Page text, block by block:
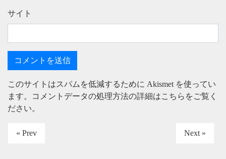
サイト
このサイトはスパムを低減するために Akismet を使ってい
ます。
コメントデータの処理方法の詳細はこちらをご覧く
ださい。
« Prev Next »